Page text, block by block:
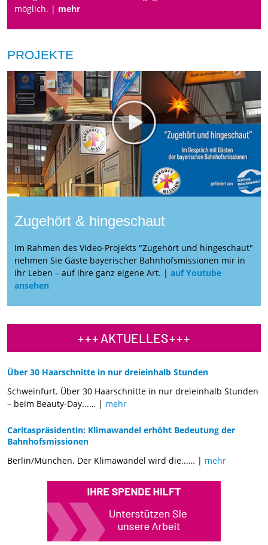
möglich. | mehr
PROJEKTE
Zugehört & hingeschaut
Im Rahmen des Video-Projekts "Zugehört und hingeschaut"
nehmen Sie Gäste bayerischer Bahnhofsmissionen mir in
ihr Leben – auf ihre ganz eigene Art. | auf Youtube
ansehen
AKTUELLES
Über 30 Haarschnitte in nur dreieinhalb Stunden
Schweinfurt. Über 30 Haarschnitte in nur dreieinhalb Stunden
– beim Beauty-Day...… | mehr
Caritaspräsidentin: Klimawandel erhöht Bedeutung der
Bahnhofsmissionen
Berlin/München. Der Klimawandel wird die...… | mehr